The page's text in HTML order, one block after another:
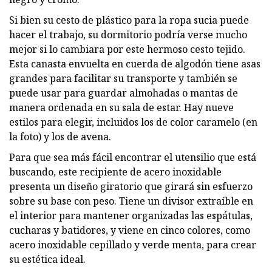
Si bien su cesto de plástico para la ropa sucia puede
hacer el trabajo, su dormitorio podría verse mucho
mejor si lo cambiara por este hermoso cesto tejido.
Esta canasta envuelta en cuerda de algodón tiene asas
grandes para facilitar su transporte y también se
puede usar para guardar almohadas o mantas de
manera ordenada en su sala de estar. Hay nueve
estilos para elegir, incluidos los de color caramelo (en
la foto) y los de avena.
Para que sea más fácil encontrar el utensilio que está
buscando, este recipiente de acero inoxidable
presenta un diseño giratorio que girará sin esfuerzo
sobre su base con peso. Tiene un divisor extraíble en
el interior para mantener organizadas las espátulas,
cucharas y batidores, y viene en cinco colores, como
acero inoxidable cepillado y verde menta, para crear
su estética ideal.